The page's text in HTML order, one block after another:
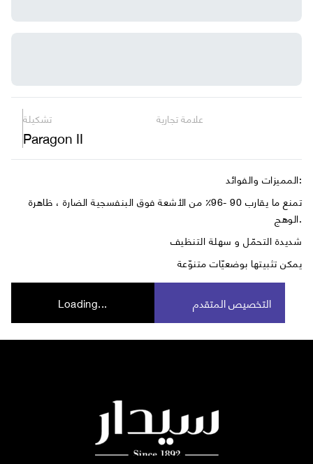
تشكيلة
Paragon II
علامة تجارية
المميزات والفوائد:
تمنع ما يقارب 90 -96٪ من الأشعة فوق البنفسجية الضارة ، ظاهرة
الوهج.
شديدة التحمّل و سهلة التنظيف
يمكن تثبيتها بوضعيّات متنوّعة
Loading... التخصيص المتقدم